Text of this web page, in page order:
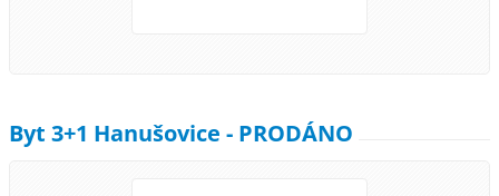
Byt 3+1 Hanušovice - PRODÁNO